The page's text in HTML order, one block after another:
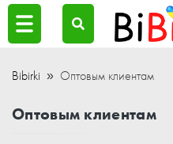
Bibirki Оптовым клиентам
Оптовым клиентам